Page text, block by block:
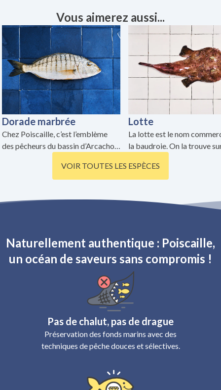
prise est un trésor à
Vous aimerez aussi...
Dorade marbrée
Chez Poiscaille, c’est l’emblème
des pêcheurs du bassin d’Arcachon,
Lotte
La lotte est le nom
la baudroie. On la trouve
en joue. On retire sa tête
gagner de la place et du
imposante couverte de
VOIR TOUTES LES ESPÈCES
Naturellement authentique : Poiscaille,
un océan de saveurs sans compromis !
Pas de chalut, pas de drague
Préservation des fonds marins avec des
techniques de pêche douces et sélectives.